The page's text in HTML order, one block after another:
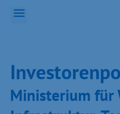
Ministeri­um für